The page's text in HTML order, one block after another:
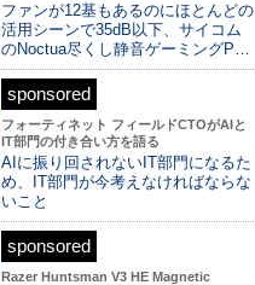
ファンが12基もあるのにほとんどの
活用シーンで35dB以下、サイコム
のNoctua尽くし静音ゲーミングP…
sponsored
フォーティネット フィールドCTOがAIと
IT部門の付き合い方を語る
AIに振り回されないIT部門になるた
め、IT部門が今考えなければならな
いこと
sponsored
Razer Huntsman V3 HE Magnetic